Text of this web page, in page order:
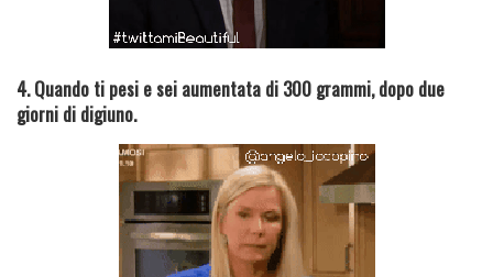
4. Quando ti pesi e sei aumentata di 300 grammi, dopo due
giorni di digiuno.